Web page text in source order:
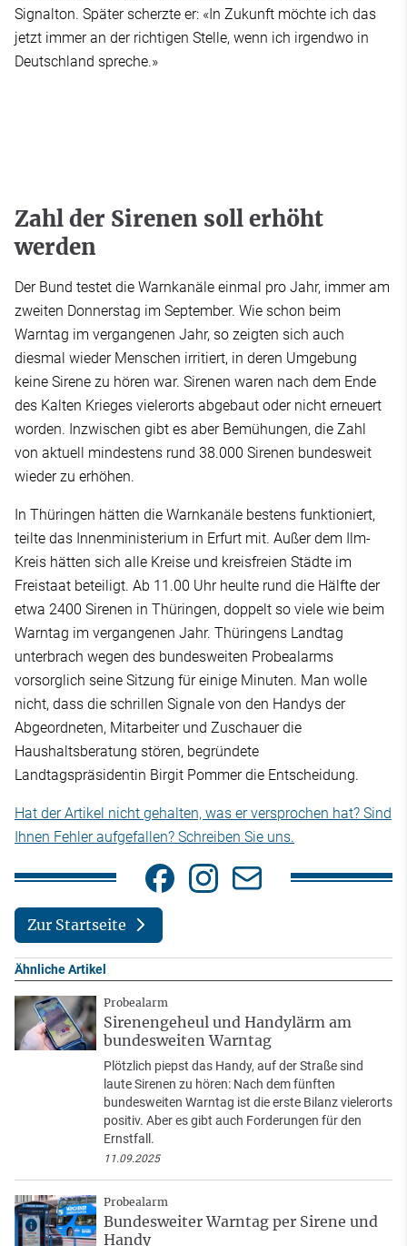
Signalton. Später scherzte er: «In Zukunft möchte ich das
jetzt immer an der richtigen Stelle, wenn ich irgendwo in
Deutschland spreche.»
Zahl der Sirenen soll erhöht
werden
Der Bund testet die Warnkanäle einmal pro Jahr, immer am
zweiten Donnerstag im September. Wie schon beim
Warntag im vergangenen Jahr, so zeigten sich auch
diesmal wieder Menschen irritiert, in deren Umgebung
keine Sirene zu hören war. Sirenen waren nach dem Ende
des Kalten Krieges vielerorts abgebaut oder nicht erneuert
worden. Inzwischen gibt es aber Bemühungen, die Zahl
von aktuell mindestens rund 38.000 Sirenen bundesweit
wieder zu erhöhen.
In Thüringen hätten die Warnkanäle bestens funktioniert,
teilte das Innenministerium in Erfurt mit. Außer dem Ilm-
Kreis hätten sich alle Kreise und kreisfreien Städte im
Freistaat beteiligt. Ab 11.00 Uhr heulte rund die Hälfte der
etwa 2400 Sirenen in Thüringen, doppelt so viele wie beim
Warntag im vergangenen Jahr. Thüringens Landtag
unterbrach wegen des bundesweiten Probealarms
vorsorglich seine Sitzung für einige Minuten. Man wolle
nicht, dass die schrillen Signale von den Handys der
Abgeordneten, Mitarbeiter und Zuschauer die
Haushaltsberatung stören, begründete
Landtagspräsidentin Birgit Pommer die Entscheidung.
Hat der Artikel nicht gehalten, was er versprochen hat? Sind
Ihnen Fehler aufgefallen? Schreiben Sie uns.
Zur Startseite
Ähnliche Artikel
Probealarm
Sirenengeheul und Handylärm am
bundesweiten Warntag
Plötzlich piepst das Handy, auf der Straße sind
laute Sirenen zu hören: Nach dem fünften
bundesweiten Warntag ist die erste Bilanz vielerorts
positiv. Aber es gibt auch Forderungen für den
Ernstfall.
11.09.2025
Probealarm
Bundesweiter Warntag per Sirene und
Handy